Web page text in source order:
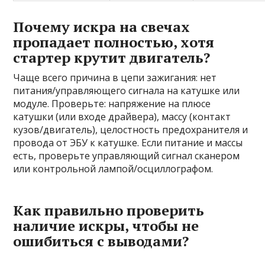
Почему искра на свечах
пропадает полностью, хотя
стартер крутит двигатель?
Чаще всего причина в цепи зажигания: нет
питания/управляющего сигнала на катушке или
модуле. Проверьте: напряжение на плюсе
катушки (или входе драйвера), массу (контакт
кузов/двигатель), целостность предохранителя и
провода от ЭБУ к катушке. Если питание и массы
есть, проверьте управляющий сигнал сканером
или контрольной лампой/осциллографом.
Как правильно проверить
наличие искры, чтобы не
ошибиться с выводами?